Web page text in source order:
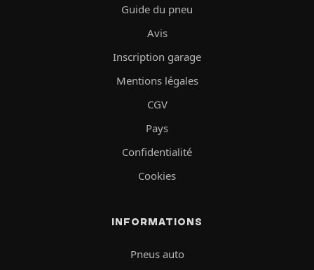
Guide du pneu
Avis
Inscription garage
Mentions légales
CGV
Pays
Confidentialité
Cookies
INFORMATIONS
Pneus auto